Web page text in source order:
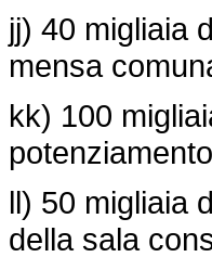
jj) 40 migliaia
mensa
kk) 100
ll) 50 migliaia
della sala